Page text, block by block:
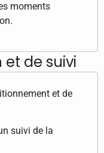
moments
de suivi
et de
suivi de la